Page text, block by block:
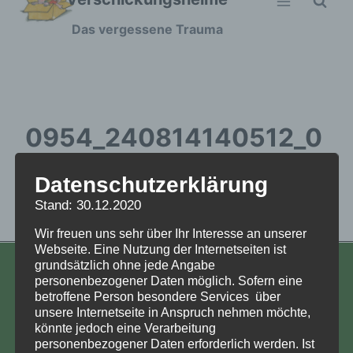
Zum
Das vergessene Trauma
0954_240814140512_0
01
0954_240814140512_001
KONTAKT
Aufarbeitung und Erforschung
Kinderverschickung e.V.
Datenschutzerklärung
Stand: 30.12.2020
Wir freuen uns sehr über Ihr Interesse an unserer
Webseite. Eine Nutzung der Internetseiten ist
grundsätzlich ohne jede Angabe
personenbezogener Daten möglich. Sofern eine
betroffene Person besondere Services über
unsere Internetseite in Anspruch nehmen möchte,
könnte jedoch eine Verarbeitung
personenbezogener Daten erforderlich werden. Ist